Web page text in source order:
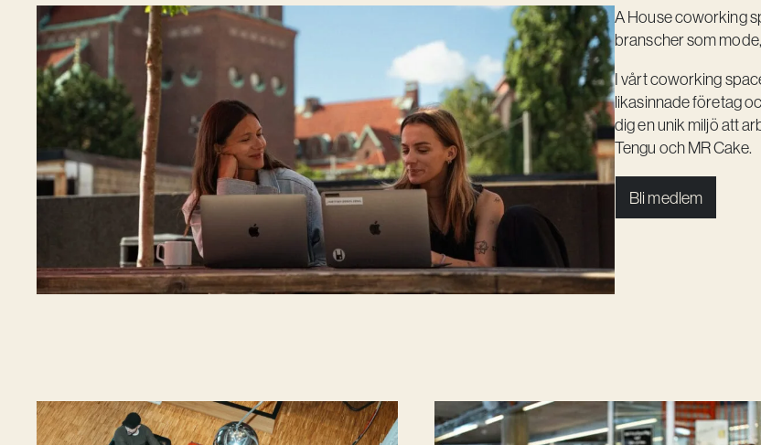
A House coworking
branscher som
I vårt coworking
likasinnade företag
dig en unik miljö att
Tengu och MR Cake.
Bli medlem